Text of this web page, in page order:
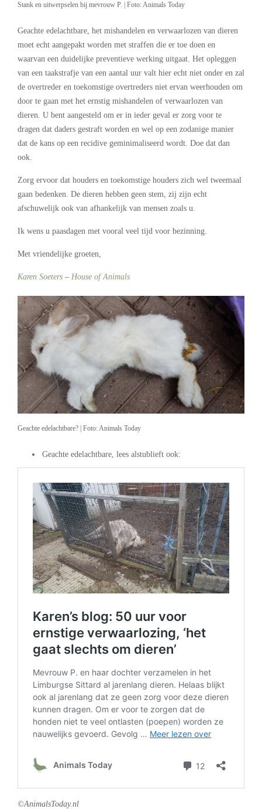
Stank en uitwerpselen bij mevrouw P. | Foto: Animals Today
Geachte edelachtbare, het mishandelen en verwaarlozen van dieren
moet echt aangepakt worden met straffen die er toe doen en
waarvan een duidelijke preventieve werking uitgaat. Het opleggen
van een taakstrafje van een aantal uur valt hier echt niet onder en zal
de overtreder en toekomstige overtreders niet ervan weerhouden om
door te gaan met het ernstig mishandelen of verwaarlozen van
dieren. U bent aangesteld om er in ieder geval er zorg voor te
dragen dat daders gestraft worden en wel op een zodanige manier
dat de kans op een recidive geminimaliseerd wordt. Doe dat dan
ook.
Zorg ervoor dat houders en toekomstige houders zich wel tweemaal
gaan bedenken. De dieren hebben geen stem, zij zijn echt
afschuwelijk ook van afhankelijk van mensen zoals u.
Ik wens u paasdagen met vooral veel tijd voor bezinning.
Met vriendelijke groeten,
Karen Soeters – House of Animals
Geachte edelachtbare? | Foto: Animals Today
Geachte edelachtbare, lees alstublieft ook:
©AnimalsToday.nl